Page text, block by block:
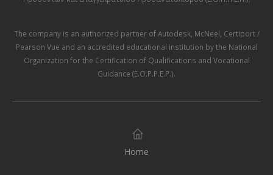
The company is an authorized partner ofAutodesk, McNeel Certiport /
Pearson Vue and an accredited educational institution by the National
Organization for the Certification of Qualifications and Vocational
Guidance (E.O.P.P.E.P.).
Home